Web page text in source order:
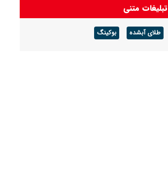
است/ جیره‌بندی نداریم
باد شدید و رگبار باران در پیش است
تبلیغات متنی
طلای آبشده بوکینگ